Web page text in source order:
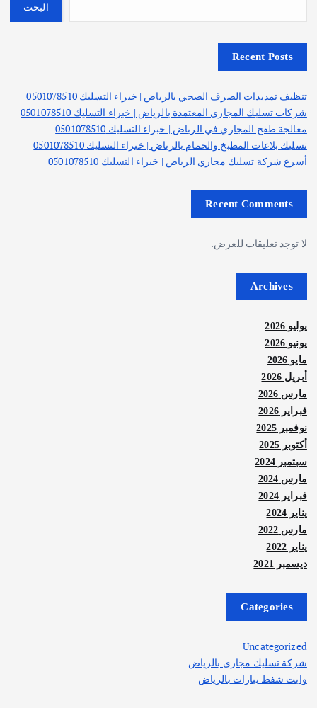
البحث
Recent Posts
تنظيف تمديدات الصرف الصحي بالرياض | خبراء التسليك 0501078510
شركات تسليك المجاري المعتمدة بالرياض | خبراء التسليك 0501078510
معالجة طفح المجاري في الرياض | خبراء التسليك 0501078510
تسليك بلاعات المطبخ والحمام بالرياض | خبراء التسليك 0501078510
أسرع شركة تسليك مجاري الرياض | خبراء التسليك 0501078510
Recent Comments
لا توجد تعليقات للعرض.
Archives
يوليو 2026
يونيو 2026
مايو 2026
أبريل 2026
مارس 2026
فبراير 2026
نوفمبر 2025
أكتوبر 2025
سبتمبر 2024
مارس 2024
فبراير 2024
يناير 2024
مارس 2022
يناير 2022
ديسمبر 2021
Categories
Uncategorized
شركة تسليك مجاري بالرياض
وايت شفط بيارات بالرياض